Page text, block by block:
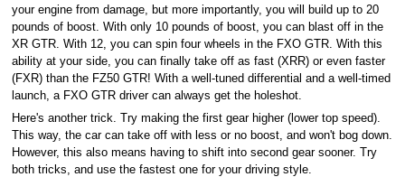
your engine from damage, but more importantly, you will build up to 20
pounds of boost. With only 10 pounds of boost, you can blast off in the
XR GTR. With 12, you can spin four wheels in the FXO GTR. With this
ability at your side, you can finally take off as fast (XRR) or even faster
(FXR) than the FZ50 GTR! With a well-tuned differential and a well-timed
launch, a FXO GTR driver can always get the holeshot.
Here's another trick. Try making the first gear higher (lower top speed).
This way, the car can take off with less or no boost, and won't bog down.
However, this also means having to shift into second gear sooner. Try
both tricks, and use the fastest one for your driving style.